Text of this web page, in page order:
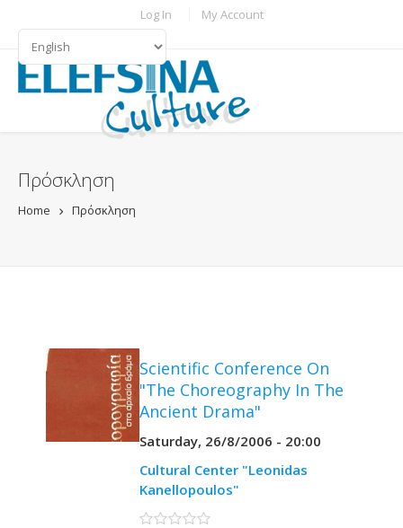
Log In My Account
LANGUAGES
Πρόσκληση
Home Πρόσκληση
Scientific Conference On
"The Choreography In The
Ancient Drama"
Saturday, 26/8/2006 - 20:00
Cultural Center "Leonidas
Kanellopoulos"
0 stars